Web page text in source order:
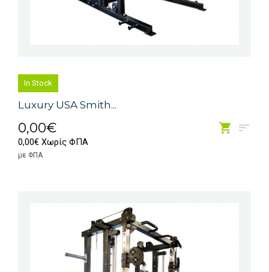
In Stock
Luxury USA Smith...
0,00€
0,00€ Χωρίς ΦΠΑ
με ΦΠΑ